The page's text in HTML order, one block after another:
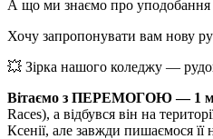
А що ми знаємо про уподобання
Хочу запропонувати вам нову
💥 Зірка нашого коледжу —
Вітаємо з ПЕРЕМОГОЮ — 1
Races), а відбувся він на
Ксенії, але завжди пишаємося